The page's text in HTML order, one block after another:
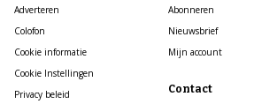
Adverteren
Colofon
Cookie informatie
Cookie Instellingen
Privacy beleid
Abonneren
Nieuwsbrief
Mijn account
Contact